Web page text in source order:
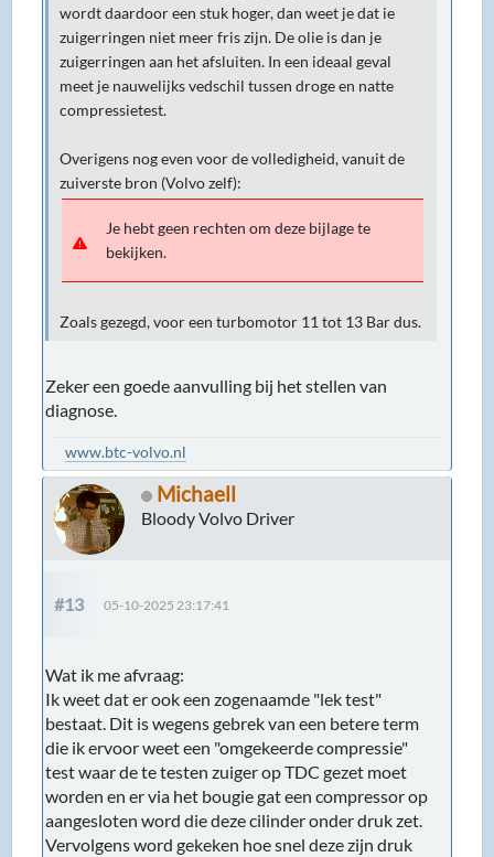
wordt daardoor een stuk hoger, dan weet je dat ie
zuigerringen niet meer fris zijn. De olie is dan je
zuigerringen aan het afsluiten. In een ideaal geval
meet je nauwelijks vedschil tussen droge en natte
compressietest.
Overigens nog even voor de volledigheid, vanuit de
zuiverste bron (Volvo zelf):
Je hebt geen rechten om deze bijlage te
bekijken.
Zoals gezegd, voor een turbomotor 11 tot 13 Bar dus.
Zeker een goede aanvulling bij het stellen van
diagnose.
www.btc-volvo.nl
Michaell
Bloody Volvo Driver
#13 05-10-2025 23:17:41
Wat ik me afvraag:
Ik weet dat er ook een zogenaamde "lek test"
bestaat. Dit is wegens gebrek van een betere term
die ik ervoor weet een "omgekeerde compressie"
test waar de te testen zuiger op TDC gezet moet
worden en er via het bougie gat een compressor op
aangesloten word die deze cilinder onder druk zet.
Vervolgens word gekeken hoe snel deze zijn druk